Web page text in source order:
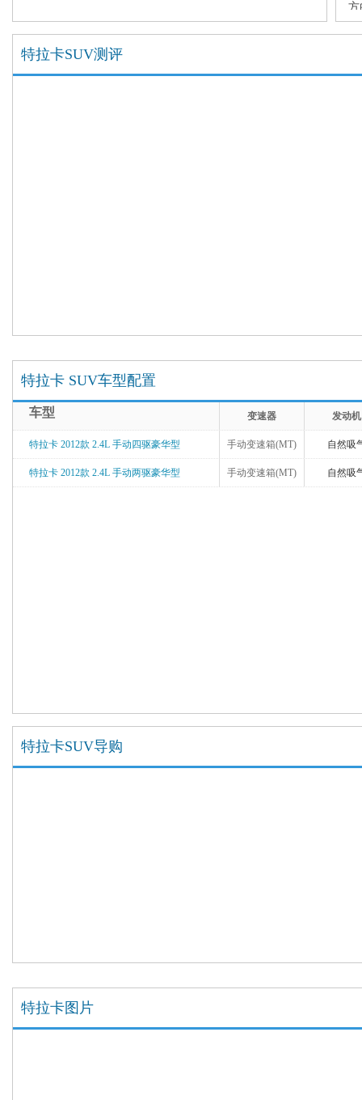
方
机
特拉卡SUV测评
特拉卡 SUV车型配置
车型 变速器 发动机
特拉卡 2012款 2.4L 手动四驱豪华型 手动变速箱(MT) 自然吸
特拉卡 2012款 2.4L 手动两驱豪华型 手动变速箱(MT) 自然吸
特拉卡SUV导购
特拉卡图片